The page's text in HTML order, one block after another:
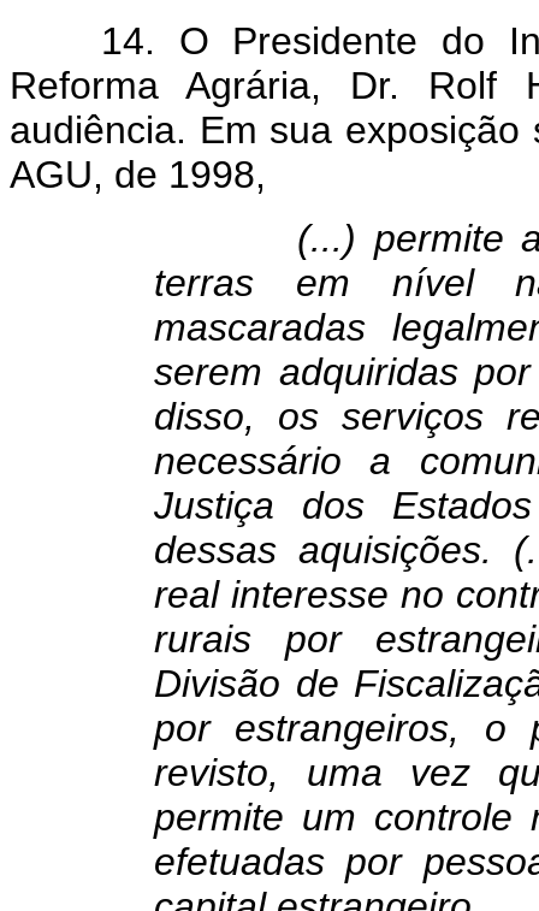
14. O Presidente do
Reforma Agrária, Dr. Rolf
audiência. Em sua
AGU, de 1998,
(...) permite a
terras em nível
mascaradas
serem adquiridas
disso, os serviços
necessário a
Justiça dos
dessas aquisições.
real interesse no
rurais por
Divisão de
por estrangeiros, o
revisto, uma vez
permite um controle
efetuadas por